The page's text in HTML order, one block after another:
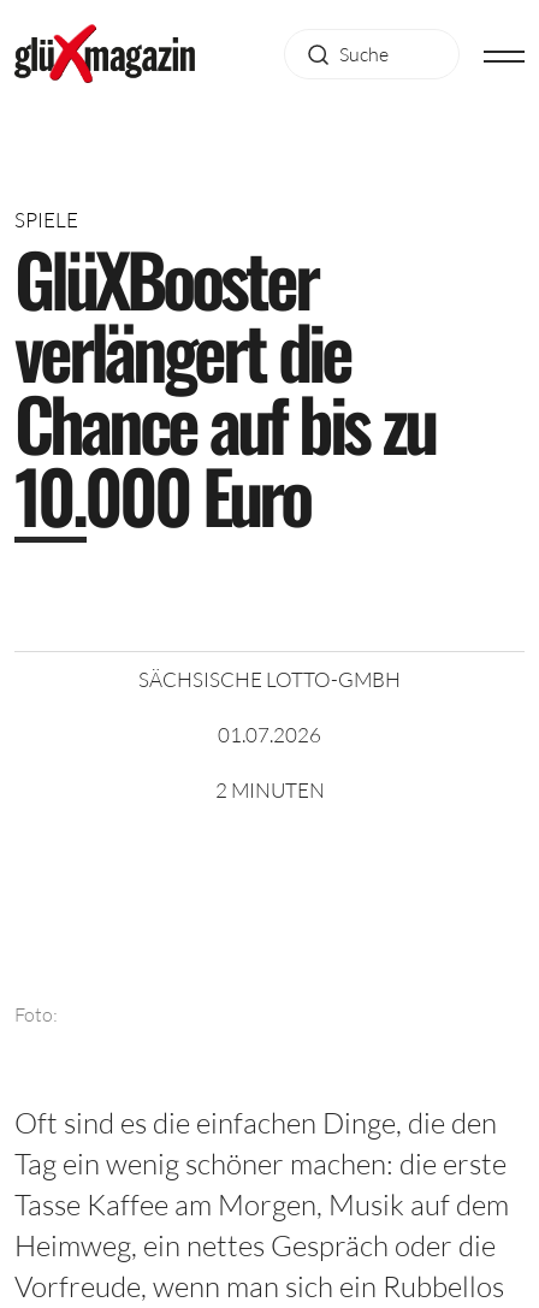
SPIELE
GlüXBooster
verlängertdie
Chanceaufbiszu
10.000Euro
SÄCHSISCHE LOTTO-GMBH
01.07.2026
2 MINUTEN
Foto:
Oft sind es die einfachen Dinge, die den
Tag ein wenig schöner machen: die erste
Tasse Kaffee am Morgen, Musik auf dem
Heimweg, ein nettes Gespräch oder die
Vorfreude, wenn man sich ein Rubbellos